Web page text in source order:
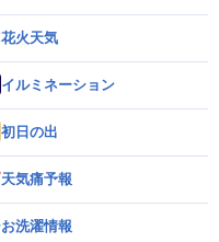
花火天気
イルミネーション
初日の出
天気痛予報
お洗濯情報